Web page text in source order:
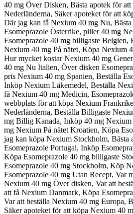
40 mg Över Disken, Bästa apotek för
Nederländerna, Säker apoteket för att
Där jag kan få Nexium 40 mg Nu, Bästa
Esomeprazole Österrike, piller 40 mg
Esomeprazole 40 mg billigaste Belgien,
Nexium 40 mg På nätet, Köpa Nexium
Hur mycket kostar Nexium 40 mg
40 mg Nu Italien, Över disken
pris Nexium 40 mg Spanien, Beställa
Inköp Nexium Läkemedel, Beställa
få Nexium 40 mg Medicin,
webbplats för att köpa Nexium
Nederländerna, Beställa Billigaste
mg Billig Kanada, Inköp 40 mg
mg Nexium På nätet Kroatien, Köpa
jag kan köpa Nexium Stockholm, Bästa
Esomeprazole Portugal, Inköp
Köpa Esomeprazole 40 mg billigaste
Esomeprazole 40 mg Stockholm, Köp
Esomeprazole 40 mg Utan Recept, Var
Nexium 40 mg Över disken, Var att
att få Nexium Danmark, Köpa
Var att beställa Nexium 40 mg Europa,
Säker apoteket för att köpa Nexium 40